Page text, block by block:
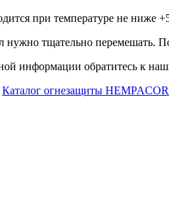
при температуре не ниже
нужно тщательно перемешать.
информации обратитесь к
Каталог огнезащиты